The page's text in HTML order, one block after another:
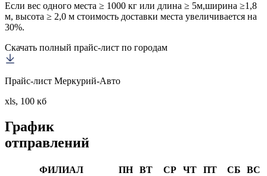
Если вес одного места ≥ 1000 кг или длина ≥ 5м,ширина ≥1,8
м, высота ≥ 2,0 м стоимость доставки места увеличивается на
30%.
Скачать полный прайс-лист по городам
Прайс-лист Меркурий-Авто
xls, 100 кб
График
отправлений
ФИЛИАЛ ПН ВТ СР ЧТ ПТ СБ ВС